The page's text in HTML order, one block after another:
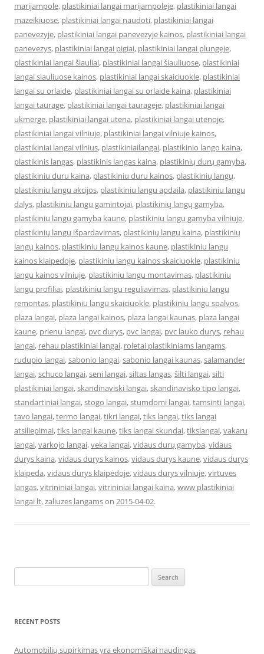
marijampole, plastikiniai langai marijampoleje, plastikiniai langai
mazeikiuose, plastikiniai langai naudoti, plastikiniai langai
panevezyje, plastikiniai langai panevezyje kainos, plastikiniai langai
panevezys, plastikiniai langai pigiai, plastikiniai langai plungeje,
plastikiniai langai šiauliai, plastikiniai langai šiauliuose, plastikiniai
langai siauliuose kainos, plastikiniai langai skaiciuokle, plastikiniai
langai su orlaide, plastikiniai langai su orlaide kaina, plastikiniai
langai taurage, plastikiniai langai taurageje, plastikiniai langai
ukmerge, plastikiniai langai utena, plastikiniai langai utenoje,
plastikiniai langai vilniuje, plastikiniai langai vilniuje kainos,
plastikiniai langai vilnius, plastikiniailangai, plastikinio lango kaina,
plastikinis langas, plastikinis langas kaina, plastikinių durų gamyba,
plastikiniu duru kaina, plastikiniu duru kainos, plastikinių langų,
plastikiniu langu akcijos, plastikiniu langu apdaila, plastikiniu langu
dalys, plastikiniu langu gamintojai, plastikinių langų gamyba,
plastikiniu langu gamyba kaune, plastikiniu langu gamyba vilniuje,
plastikinių langų išpardavimas, plastikinių langų kaina, plastikinių
langų kainos, plastikiniu langu kainos kaune, plastikiniu langu
kainos klaipedoje, plastikiniu langu kainos skaiciuokle, plastikiniu
langu kainos vilniuje, plastikiniu langu montavimas, plastikiniu
langu profiliai, plastikiniu langu reguliavimas, plastikiniu langu
remontas, plastikiniu langu skaiciuokle, plastikiniu langu spalvos,
plaza langai, plaza langai kainos, plaza langai kaunas, plaza langai
kaune, prienu langai, pvc durys, pvc langai, pvc lauko durys, rehau
langai, rehau plastikiniai langai, roletai plastikiniams langams,
rudupio langai,sabonio langai,sabonio langai kaunas,salamander
langai,schuco langai,seni langai,siltas langas,šilti langai,silti
plastikiniai langai,skandinaviski langai,skandinavisko tipo langai,
standartiniai langai,stogo langai,stumdomi langai,tamsinti langai,
tavo langai,termo langai,tikri langai,tiks langai,tiks langai
atsiliepimai,tiks langai kaune,tiks langai skundai,tikslangai,vakaru
langai,varkojo langai,veka langai,vidaus durų gamyba,vidaus
durys kaina,vidaus durys kainos,vidaus durys kaune,vidaus durys
klaipeda,vidaus durys klaipėdoje,vidaus durys vilniuje,virtuves
langas,vitrininiai langai,vitrininiai langai kaina,www plastikiniai
langai lt,zaliuzes langamson 2015-04-02.
for:
RECENT POSTS
Automobilių supirkimas yra ekonomiškai naudingas